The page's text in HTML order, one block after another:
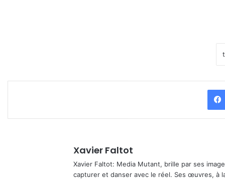
Xavier Faltot
Xavier Faltot: Media Mutant, brille par ses
capturer et danser avec le réel. Ses œuvres, à